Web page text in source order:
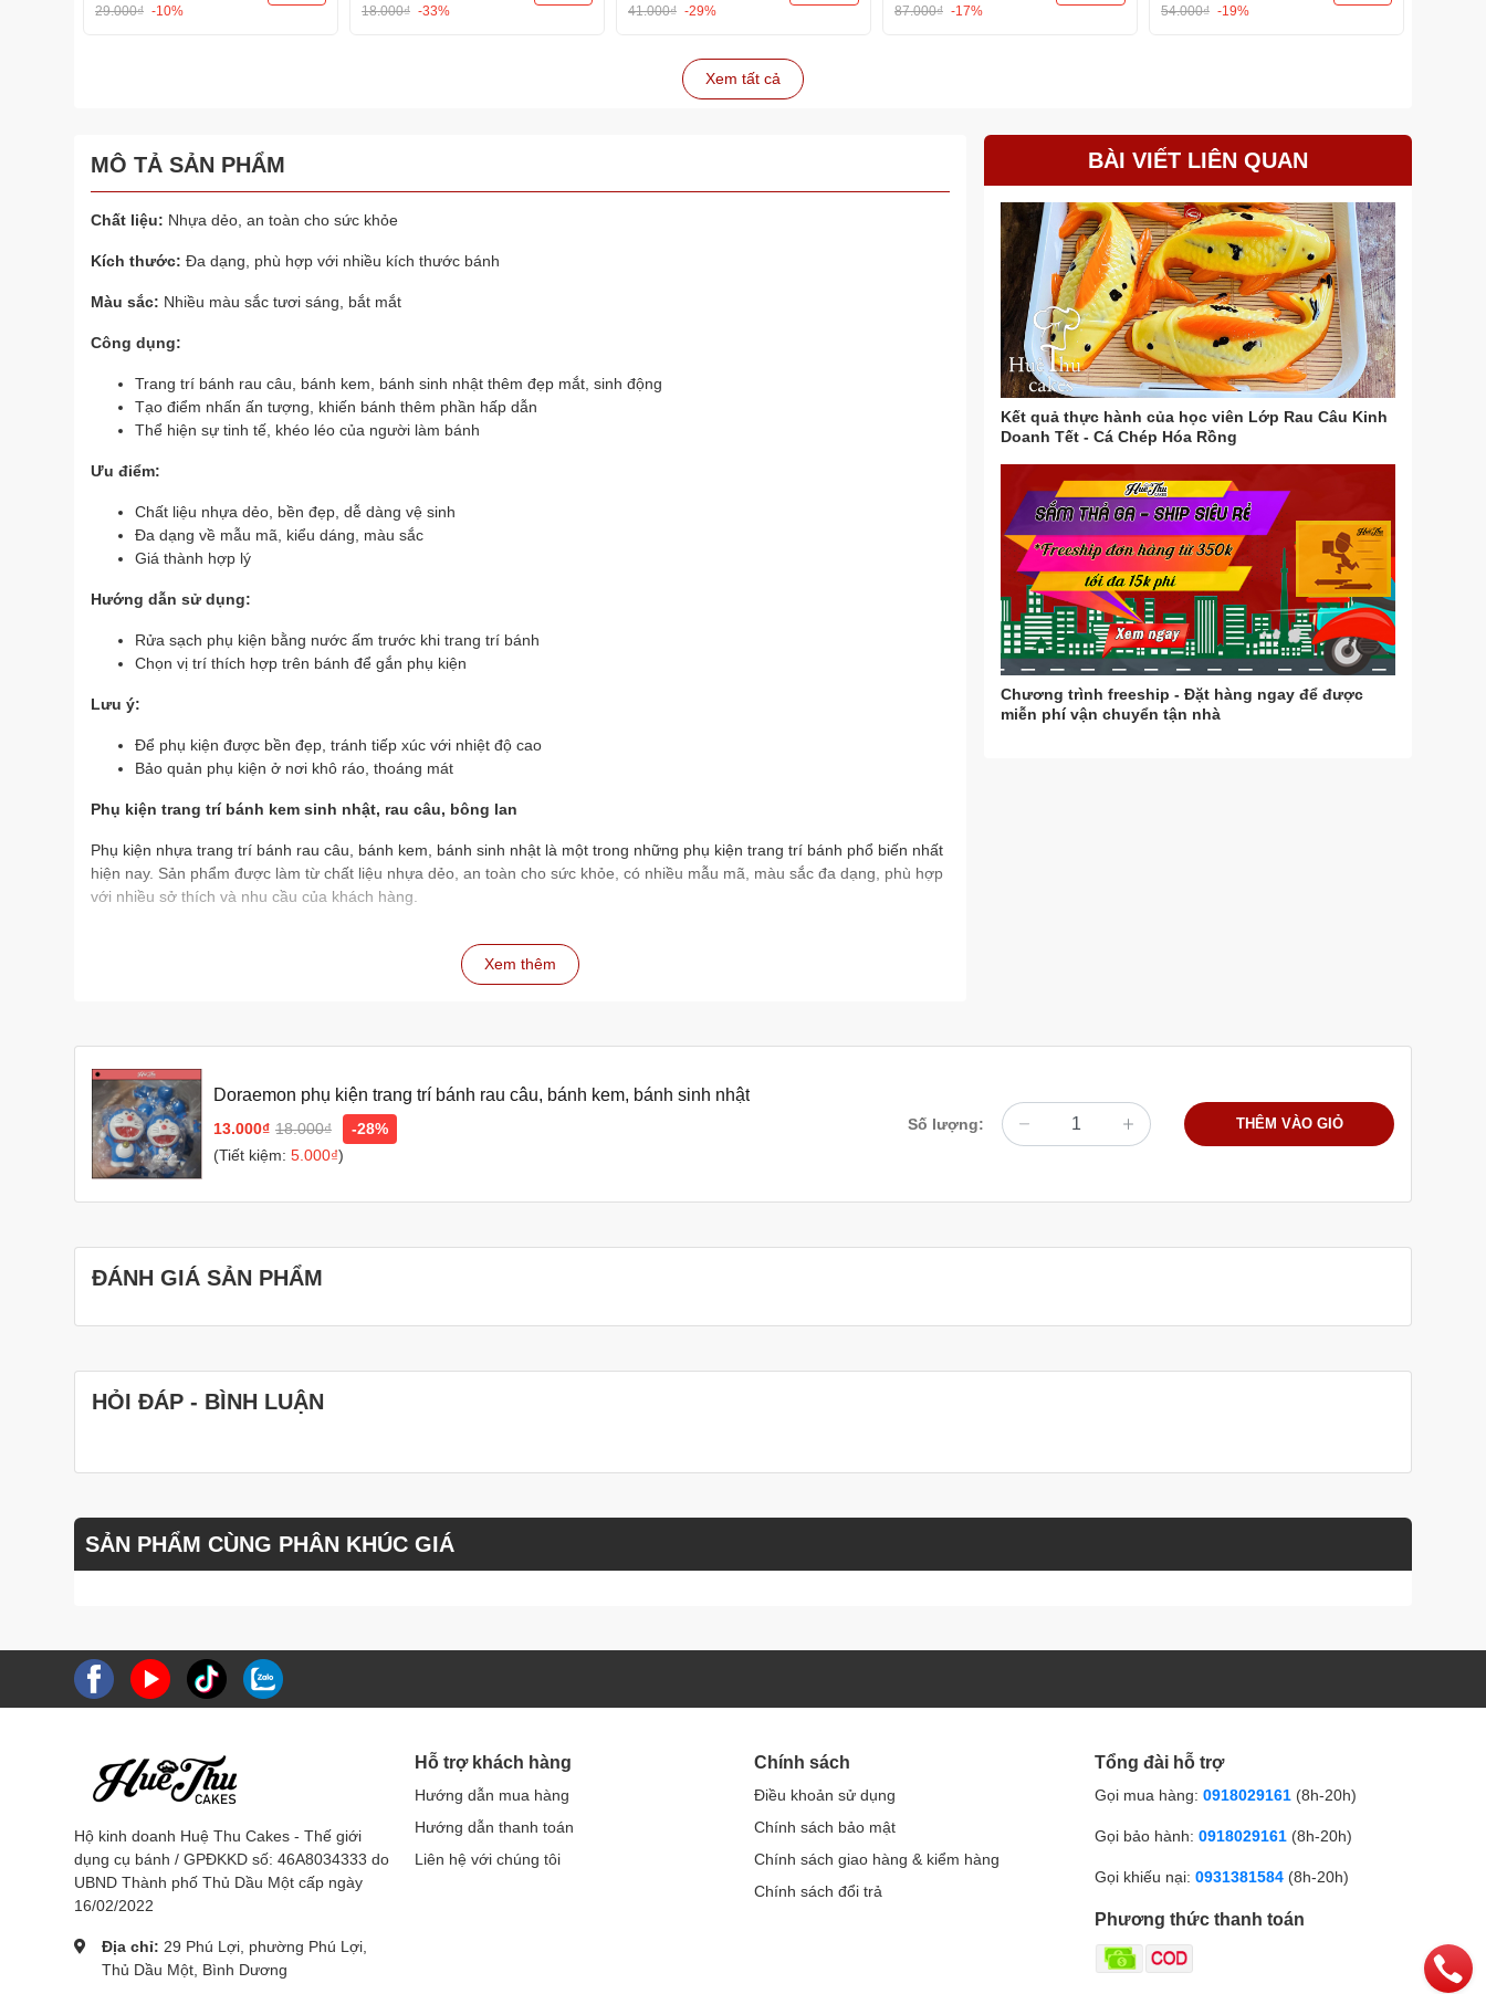
29.000₫ -10% 18.000₫ -33% 41.000₫ -29% 87.000₫ -17% 54.000₫ -19%
Xem tất cả
MÔ TẢ SẢN PHẨM
Chất liệu: Nhựa dẻo, an toàn cho sức khỏe
Kích thước: Đa dạng, phù hợp với nhiều kích thước bánh
Màu sắc: Nhiều màu sắc tươi sáng, bắt mắt
Công dụng:
Trang trí bánh rau câu, bánh kem, bánh sinh nhật thêm đẹp mắt, sinh động
Tạo điểm nhấn ấn tượng, khiến bánh thêm phần hấp dẫn
Thể hiện sự tinh tế, khéo léo của người làm bánh
Ưu điểm:
Chất liệu nhựa dẻo, bền đẹp, dễ dàng vệ sinh
Đa dạng về mẫu mã, kiểu dáng, màu sắc
Giá thành hợp lý
Hướng dẫn sử dụng:
Rửa sạch phụ kiện bằng nước ấm trước khi trang trí bánh
Chọn vị trí thích hợp trên bánh để gắn phụ kiện
Lưu ý:
Để phụ kiện được bền đẹp, tránh tiếp xúc với nhiệt độ cao
Bảo quản phụ kiện ở nơi khô ráo, thoáng mát
Phụ kiện trang trí bánh kem sinh nhật, rau câu, bông lan
Phụ kiện nhựa trang trí bánh rau câu, bánh kem, bánh sinh nhật là một trong những phụ kiện trang trí bánh phổ biến nhất
hiện nay. Sản phẩm được làm từ chất liệu nhựa dẻo, an toàn cho sức khỏe, có nhiều mẫu mã, màu sắc đa dạng, phù hợp
với nhiều sở thích và nhu cầu của khách hàng.
Xem thêm
BÀI VIẾT LIÊN QUAN
Kết quả thực hành của học viên Lớp Rau Câu Kinh
Doanh Tết - Cá Chép Hóa Rồng
Chương trình freeship - Đặt hàng ngay để được
miễn phí vận chuyển tận nhà
Doraemon phụ kiện trang trí bánh rau câu, bánh kem, bánh sinh nhật
13.000₫ 18.000₫
-28%
(Tiết kiệm: 5.000₫)
Số lượng: THÊM VÀO GIỎ
ĐÁNH GIÁ SẢN PHẨM
HỎI ĐÁP - BÌNH LUẬN
SẢN PHẨM CÙNG PHÂN KHÚC GIÁ
Hộ kinh doanh Huệ Thu Cakes - Thế giới
dụng cụ bánh / GPĐKKD số: 46A8034333 do
UBND Thành phố Thủ Dầu Một cấp ngày
16/02/2022
Địa chỉ: 29 Phú Lợi, phường Phú Lợi,
Thủ Dầu Một, Bình Dương
Hỗ trợ khách hàng
Hướng dẫn mua hàng
Hướng dẫn thanh toán
Liên hệ với chúng tôi
Chính sách
Điều khoản sử dụng
Chính sách bảo mật
Chính sách giao hàng & kiểm hàng
Chính sách đổi trả
Tổng đài hỗ trợ
Gọi mua hàng: 0918029161 (8h-20h)
Gọi bảo hành: 0918029161 (8h-20h)
Gọi khiếu nại: 0931381584 (8h-20h)
Phương thức thanh toán